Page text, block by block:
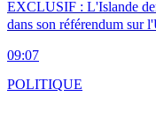
EXCLUSIF : L'Islande
dans son référendum sur
09:07
POLITIQUE